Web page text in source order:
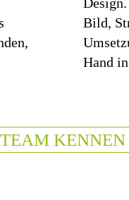
Bild,
Hand
KENNEN